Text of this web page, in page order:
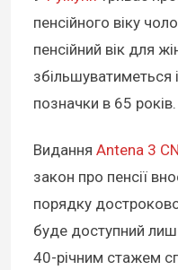
пенсійного віку
пенсійний вік для
позначки в 65 років.
Видання Antena 3
закон про пенсії
порядку
буде доступний
40-річним стажем